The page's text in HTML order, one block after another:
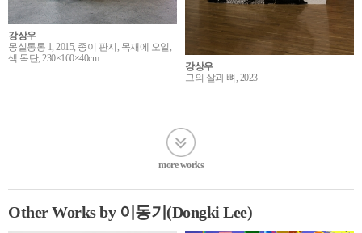
강상우
몽실통통 1, 2015, 종이 판지, 목재에 오일,
색 목탄, 230×160×40cm
강상우
그의 살과 뼈, 2023
more works
Other Works by 이동기(Dongki Lee)